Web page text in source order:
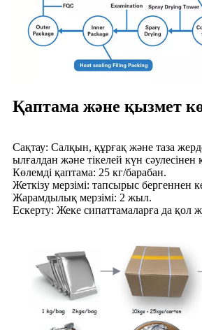
Қаптама және қызмет
Сақтау: Салқын, құрғақ және таза
ылғалдан және тікелей күн сәулесінен
Көлемді қаптама: 25 кг/барабан.
Жеткізу мерзімі: тапсырыс бергеннен
Жарамдылық мерзімі: 2 жыл.
Ескерту: Жеке сипаттамаларға да қол